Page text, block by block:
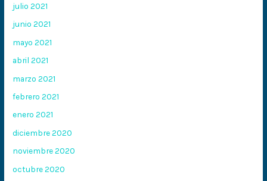
julio 2021
junio 2021
mayo 2021
abril 2021
marzo 2021
febrero 2021
enero 2021
diciembre 2020
noviembre 2020
octubre 2020